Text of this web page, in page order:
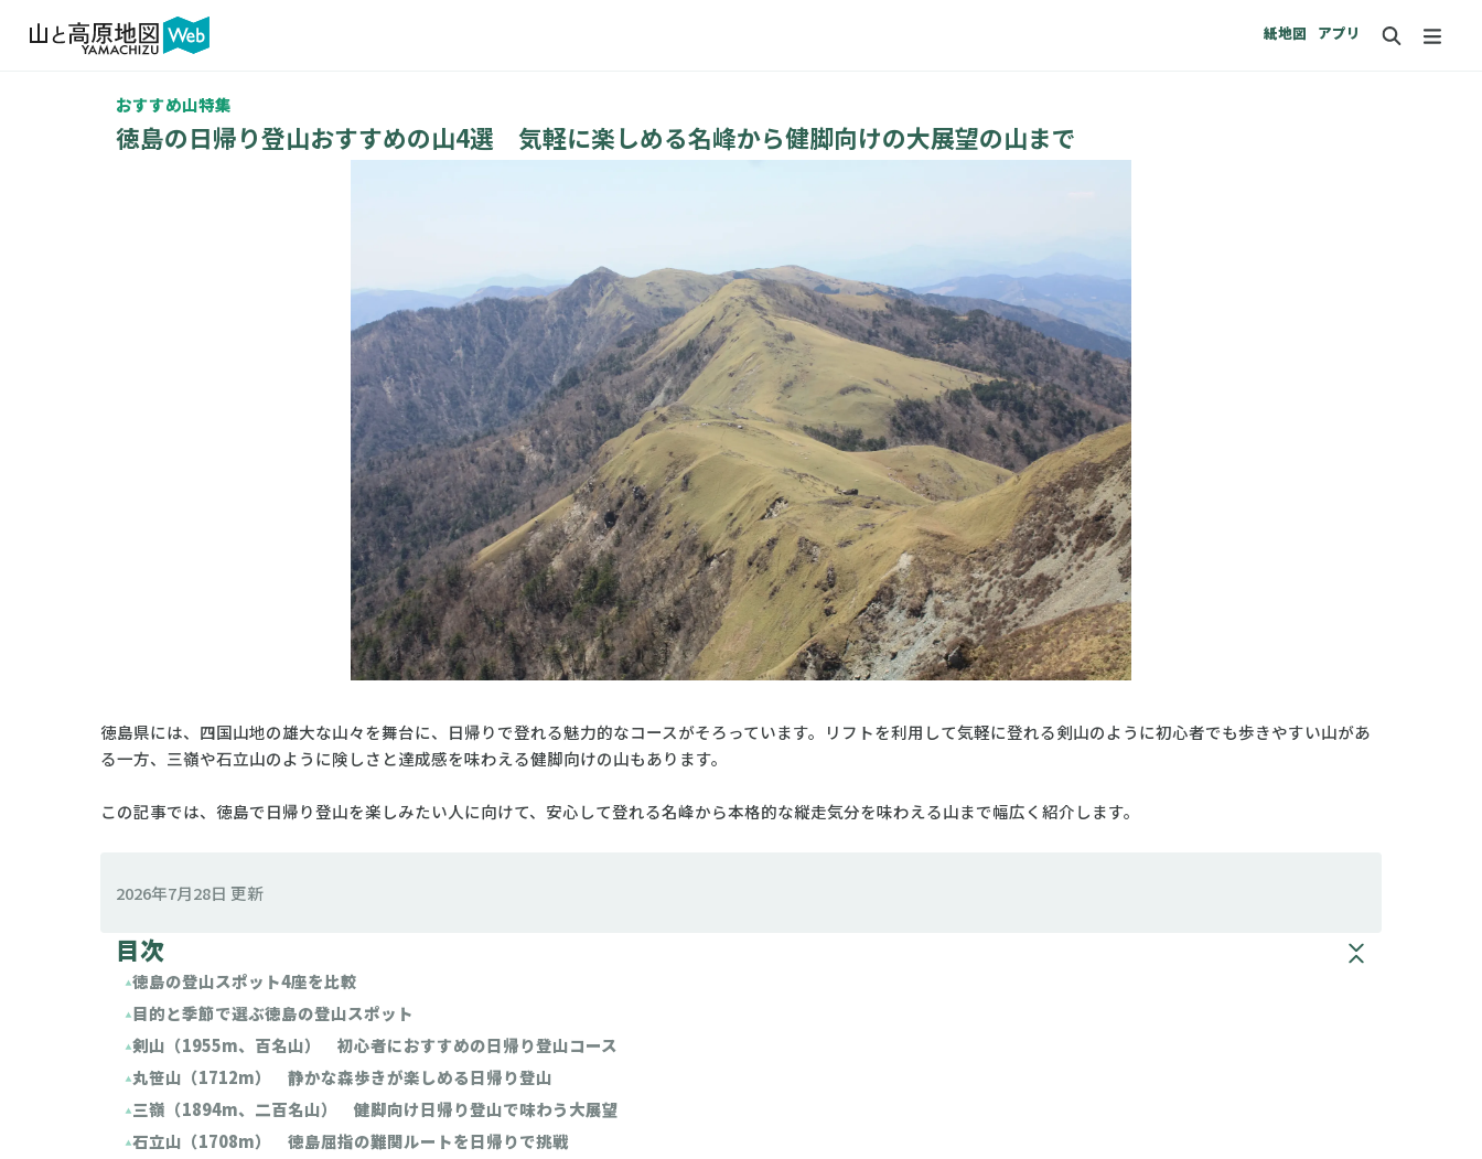
紙地図 アプリ
おすすめ山特集
徳島の日帰り登山おすすめの山4選 気軽に楽しめる名峰から健脚向けの大展望の山まで
徳島県には、四国山地の雄大な山々を舞台に、日帰りで登れる魅力的なコースがそろっています。リフトを利用して気軽に登れる剣山のように初心者でも歩きやすい山があ
る一方、三嶺や石立山のように険しさと達成感を味わえる健脚向けの山もあります。
この記事では、徳島で日帰り登山を楽しみたい人に向けて、安心して登れる名峰から本格的な縦走気分を味わえる山まで幅広く紹介します。
2026年7月28日 更新
目次
徳島の登山スポット4座を比較
目的と季節で選ぶ徳島の登山スポット
剣山（1955m、百名山） 初心者におすすめの日帰り登山コース
丸笹山（1712m） 静かな森歩きが楽しめる日帰り登山
三嶺（1894m、二百名山） 健脚向け日帰り登山で味わう大展望
石立山（1708m） 徳島屈指の難関ルートを日帰りで挑戦